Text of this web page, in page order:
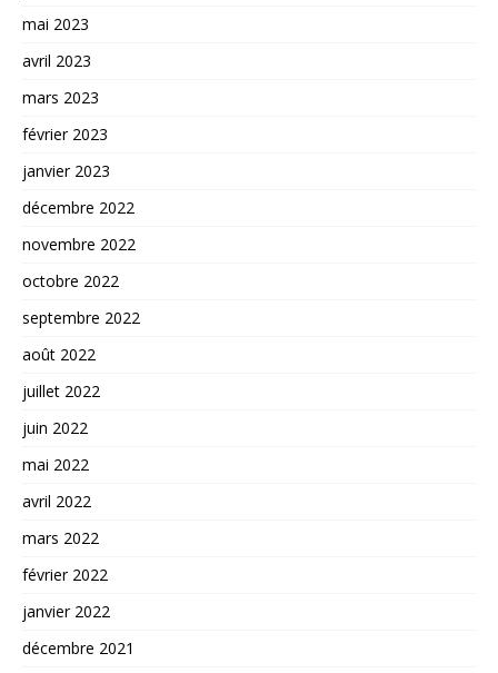
mai 2023
avril 2023
mars 2023
février 2023
janvier 2023
décembre 2022
novembre 2022
octobre 2022
septembre 2022
août 2022
juillet 2022
juin 2022
mai 2022
avril 2022
mars 2022
février 2022
janvier 2022
décembre 2021